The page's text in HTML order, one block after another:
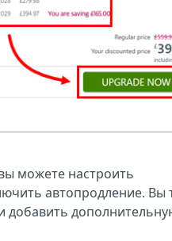
можете настроить
автопродление. Вы
добавить